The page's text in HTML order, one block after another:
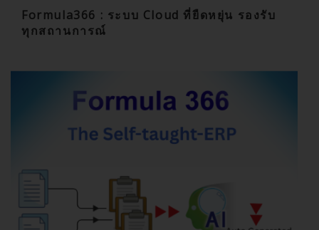
Formula366 : ระบบ Cloud ที่ยืดหยุ่น รองรับ
ทุกสถานการณ์